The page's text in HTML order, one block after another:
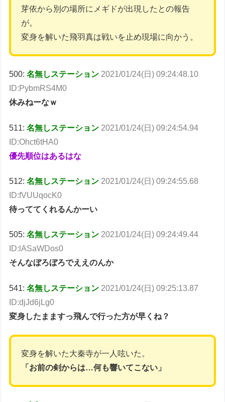
芽依から別の場所にメギドが出現したとの報告
が。
変身を解いた飛羽真は戦いを止め現場に向かう。
500:名無しステーション 2021/01/24(日) 09:24:48.10
ID:PybmRS4M0
休みねーなｗ
511:名無しステーション 2021/01/24(日) 09:24:54.94
ID:Ohct6tHA0
優先順位はあるはな
512:名無しステーション 2021/01/24(日) 09:24:55.68
ID:fVUUqocK0
待っててくれるんかーい
505:名無しステーション 2021/01/24(日) 09:24:49.44
ID:lASaWDos0
そんなぼろぼろでええのんか
541:名無しステーション 2021/01/24(日) 09:25:13.87
ID:djJd6jLg0
変身したまますっ飛んで行った方が早くね？
変身を解いた大秦寺が一人呟いた。
「お前の剣からは…何も響いてこない」